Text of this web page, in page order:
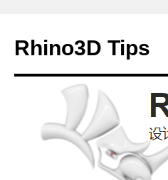
Rhino3D Tips